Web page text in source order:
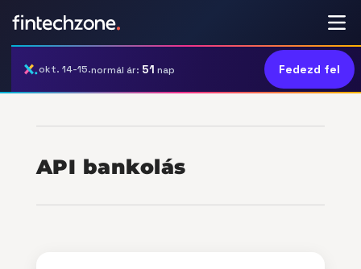
okt. 14-15.normál ár: 51 nap Fedezd fel
API bankolás